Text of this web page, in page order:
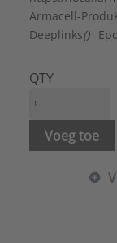
Armacell-
Deeplinks()
QTY
Voeg toe